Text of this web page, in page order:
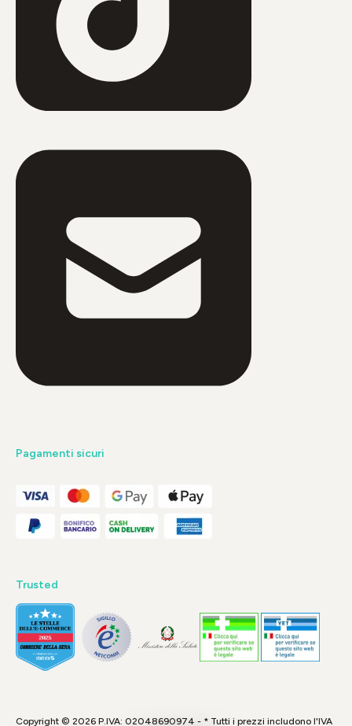
Pagamenti sicuri
Trusted
Copyright © 2026 P.IVA: 02048690974 - * Tutti i prezzi includono l'IVA